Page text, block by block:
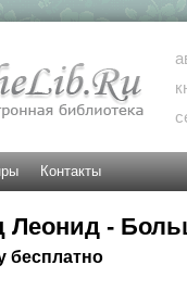
Контакты
Леонид -
бесплатно